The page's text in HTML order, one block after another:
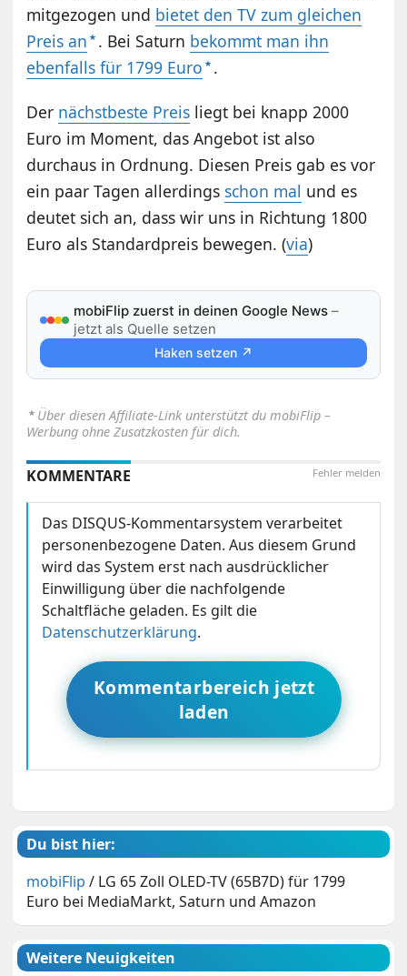
mitgezogen und bietet den TV zum gleichen
Preis an . Bei Saturn bekommt man ihn
ebenfalls für 1799 Euro .
Der nächstbeste Preis liegt bei knapp 2000
Euro im Moment, das Angebot ist also
durchaus in Ordnung. Diesen Preis gab es vor
ein paar Tagen allerdings schon mal und es
deutet sich an, dass wir uns in Richtung 1800
Euro als Standardpreis bewegen. (via)
mobiFlip zuerst in deinen Google News –
jetzt als Quelle setzen
Haken setzen ↗
⋆ Über diesen Affiliate-Link unterstützt du mobiFlip –
Werbung ohne Zusatzkosten für dich.
Fehler melden
KOMMENTARE
Das DISQUS-Kommentarsystem verarbeitet
personenbezogene Daten. Aus diesem Grund
wird das System erst nach ausdrücklicher
Einwilligung über die nachfolgende
Schaltfläche geladen. Es gilt die
Datenschutzerklärung.
Kommentarbereich jetzt
laden
Du bist hier:
mobiFlip / LG 65 Zoll OLED-TV (65B7D) für 1799
Euro bei MediaMarkt, Saturn und Amazon
Weitere Neuigkeiten